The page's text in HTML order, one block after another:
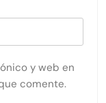
y web en
comente.